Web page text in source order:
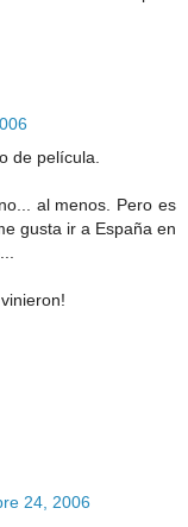
de película.
al menos. Pero es
gusta ir a España en
24, 2006